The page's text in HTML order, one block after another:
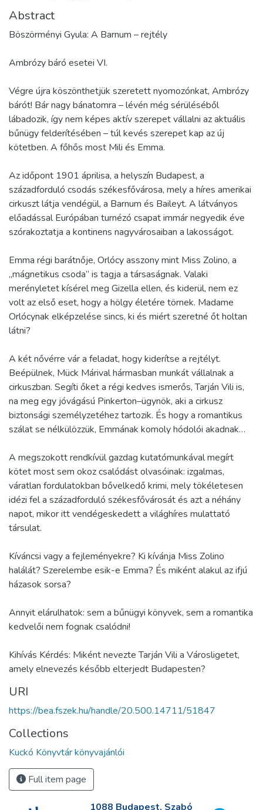
Abstract
Böszörményi Gyula: A Barnum – rejtély
Ambrózy báró esetei VI.
Végre újra köszönthetjük szeretett nyomozónkat, Ambrózy
bárót! Bár nagy bánatomra – lévén még sérüléséből
lábadozik, így nem képes aktív szerepet vállalni az aktuális
bűnügy felderítésében – túl kevés szerepet kap az új
kötetben. A főhős most Mili és Emma.
Az időpont 1901 áprilisa, a helyszín Budapest, a
századforduló csodás székesfővárosa, mely a híres amerikai
cirkuszt látja vendégül, a Barnum és Baileyt. A látványos
előadással Európában turnézó csapat immár negyedik éve
szórakoztatja a kontinens nagyvárosaiban a lakosságot.
Emma régi barátnője, Orlócy asszony mint Miss Zolino, a
„mágnetikus csoda” is tagja a társaságnak. Valaki
merényletet kísérel meg Gizella ellen, és kiderül, nem ez
volt az első eset, hogy a hölgy életére törnek. Madame
Orlócynak elképzelése sincs, ki és miért szeretné őt holtan
látni?
A két nővérre vár a feladat, hogy kiderítse a rejtélyt.
Beépülnek, Mück Márival hármasban munkát vállalnak a
cirkuszban. Segíti őket a régi kedves ismerős, Tarján Vili is,
na meg egy jóvágású Pinkerton–ügynök, aki a cirkusz
biztonsági személyzetéhez tartozik. És hogy a romantikus
szálat se nélkülözzük, Emmának komoly hódolói akadnak…
A megszokott rendkívül gazdag kutatómunkával megírt
kötet most sem okoz csalódást olvasóinak: izgalmas,
váratlan fordulatokban bővelkedő krimi, mely tökéletesen
idézi fel a századforduló székesfővárosát és azt a néhány
napot, mikor itt vendégeskedett a világhíres mulattató
társulat.
Kíváncsi vagy a fejleményekre? Ki kívánja Miss Zolino
halálát? Szerelembe esik-e Emma? És miként alakul az ifjú
házasok sorsa?
Annyit elárulhatok: sem a bűnügyi könyvek, sem a romantika
kedvelői nem fognak csalódni!
Kihívás Kérdés: Miként nevezte Tarján Vili a Városligetet,
amely elnevezés később elterjedt Budapesten?
URI
https://bea.fszek.hu/handle/20.500.14711/51847
Collections
Kuckó Könyvtár könyvajánlói
Full item page
1088 Budapest, Szabó